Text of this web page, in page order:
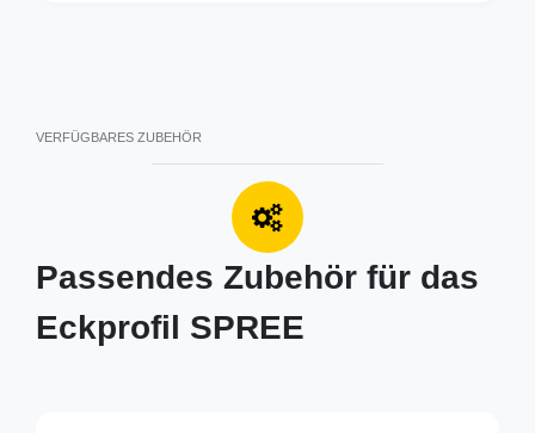
VERFÜGBARES ZUBEHÖR
Passendes Zubehör für das
Eckprofil SPREE